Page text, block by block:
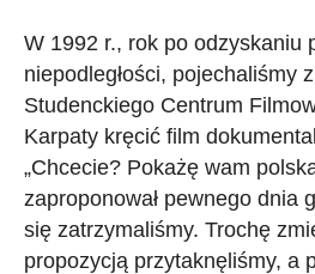
W 1992 r., rok po odzyskaniu
niepodległości, pojechaliśmy
Studenckiego Centrum
Karpaty kręcić film
„Chcecie? Pokażę wam
zaproponował pewnego dnia
się zatrzymaliśmy. Trochę
propozycją przytaknęliśmy, a